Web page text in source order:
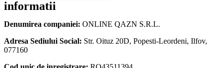
informatii
Denumirea companiei: ONLINE QAZN S.R.L.
Adresa Sediului Social: Str. Oituz 20D, Popesti-Leordeni, Ilfov,
077160